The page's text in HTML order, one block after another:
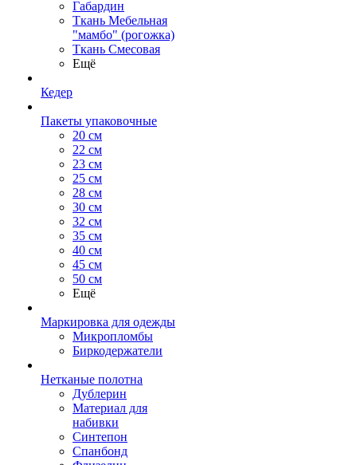
Габардин
Ткань Мебельная
"мамбо" (рогожка)
Ткань Смесовая
Ещё
Кедер
Пакеты упаковочные
20 см
22 см
23 см
25 см
28 см
30 см
32 см
35 см
40 см
45 см
50 см
Ещё
Маркировка для одежды
Микропломбы
Биркодержатели
Нетканые полотна
Дублерин
Материал для
набивки
Синтепон
Спанбонд